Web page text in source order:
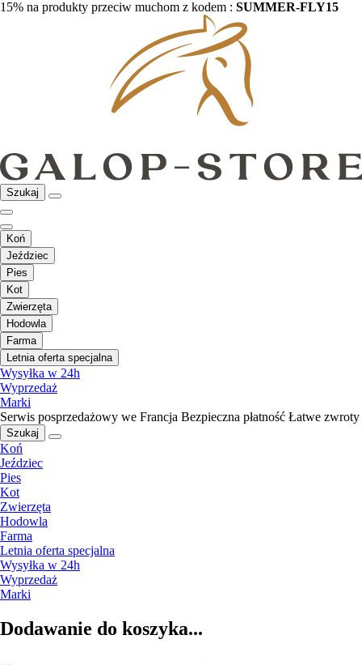
15% na produkty przeciw muchom z kodem : SUMMER-FLY15
Szukaj
Koń
Jeździec
Pies
Kot
Zwierzęta
Hodowla
Farma
Letnia oferta specjalna
Wysyłka w 24h
Wyprzedaż
Marki
Serwis posprzedażowy we Francja Bezpieczna płatność Łatwe zwroty
Szukaj
Koń
Jeździec
Pies
Kot
Zwierzęta
Hodowla
Farma
Letnia oferta specjalna
Wysyłka w 24h
Wyprzedaż
Marki
Dodawanie do koszyka...